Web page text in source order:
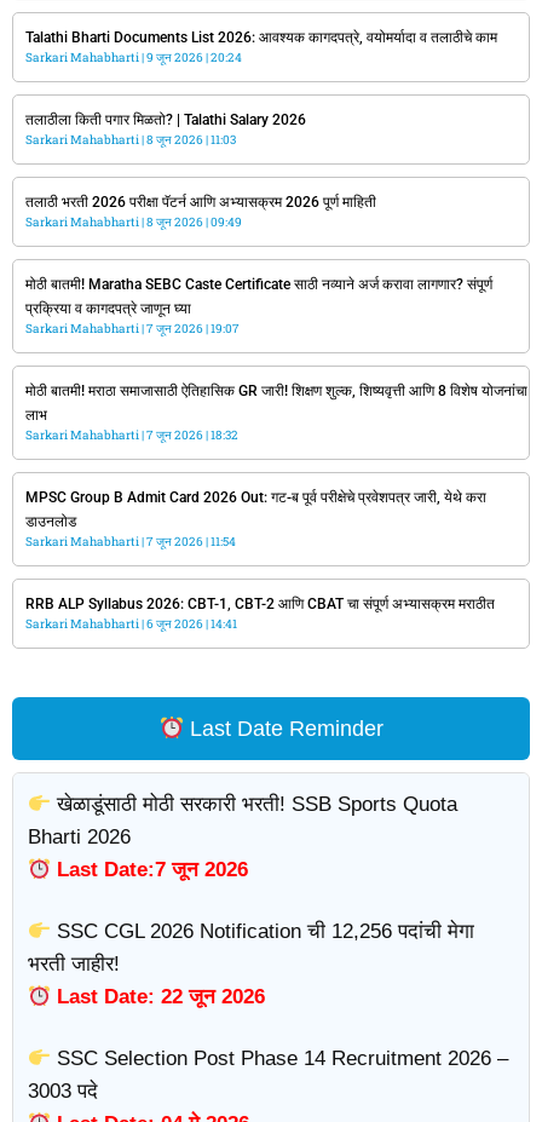
Talathi Bharti Documents List 2026: आवश्यक कागदपत्रे, वयोमर्यादा व तलाठीचे काम
Sarkari Mahabharti 9 जून 2026 20:24
तलाठीला किती पगार मिळतो? | Talathi Salary 2026
Sarkari Mahabharti 8 जून 2026 11:03
तलाठी भरती 2026 परीक्षा पॅटर्न आणि अभ्यासक्रम 2026 पूर्ण माहिती
Sarkari Mahabharti 8 जून 2026 09:49
मोठी बातमी! Maratha SEBC Caste Certificate साठी नव्याने अर्ज करावा लागणार? संपूर्ण
प्रक्रिया व कागदपत्रे जाणून घ्या
Sarkari Mahabharti 7 जून 2026 19:07
मोठी बातमी! मराठा समाजासाठी ऐतिहासिक GR जारी! शिक्षण शुल्क, शिष्यवृत्ती आणि 8 विशेष योजनांचा
लाभ
Sarkari Mahabharti 7 जून 2026 18:32
MPSC Group B Admit Card 2026 Out: गट-ब पूर्व परीक्षेचे प्रवेशपत्र जारी, येथे करा
डाउनलोड
Sarkari Mahabharti 7 जून 2026 11:54
RRB ALP Syllabus 2026: CBT-1, CBT-2 आणि CBAT चा संपूर्ण अभ्यासक्रम मराठीत
Sarkari Mahabharti 6 जून 2026 14:41
Last Date Reminder
खेळाडूंसाठी मोठी सरकारी भरती! SSB Sports Quota
Bharti 2026
Last Date:7 जून 2026
SSC CGL 2026 Notification ची 12,256 पदांची मेगा
भरती जाहीर!
Last Date: 22 जून 2026
SSC Selection Post Phase 14 Recruitment 2026 –
3003 पदे